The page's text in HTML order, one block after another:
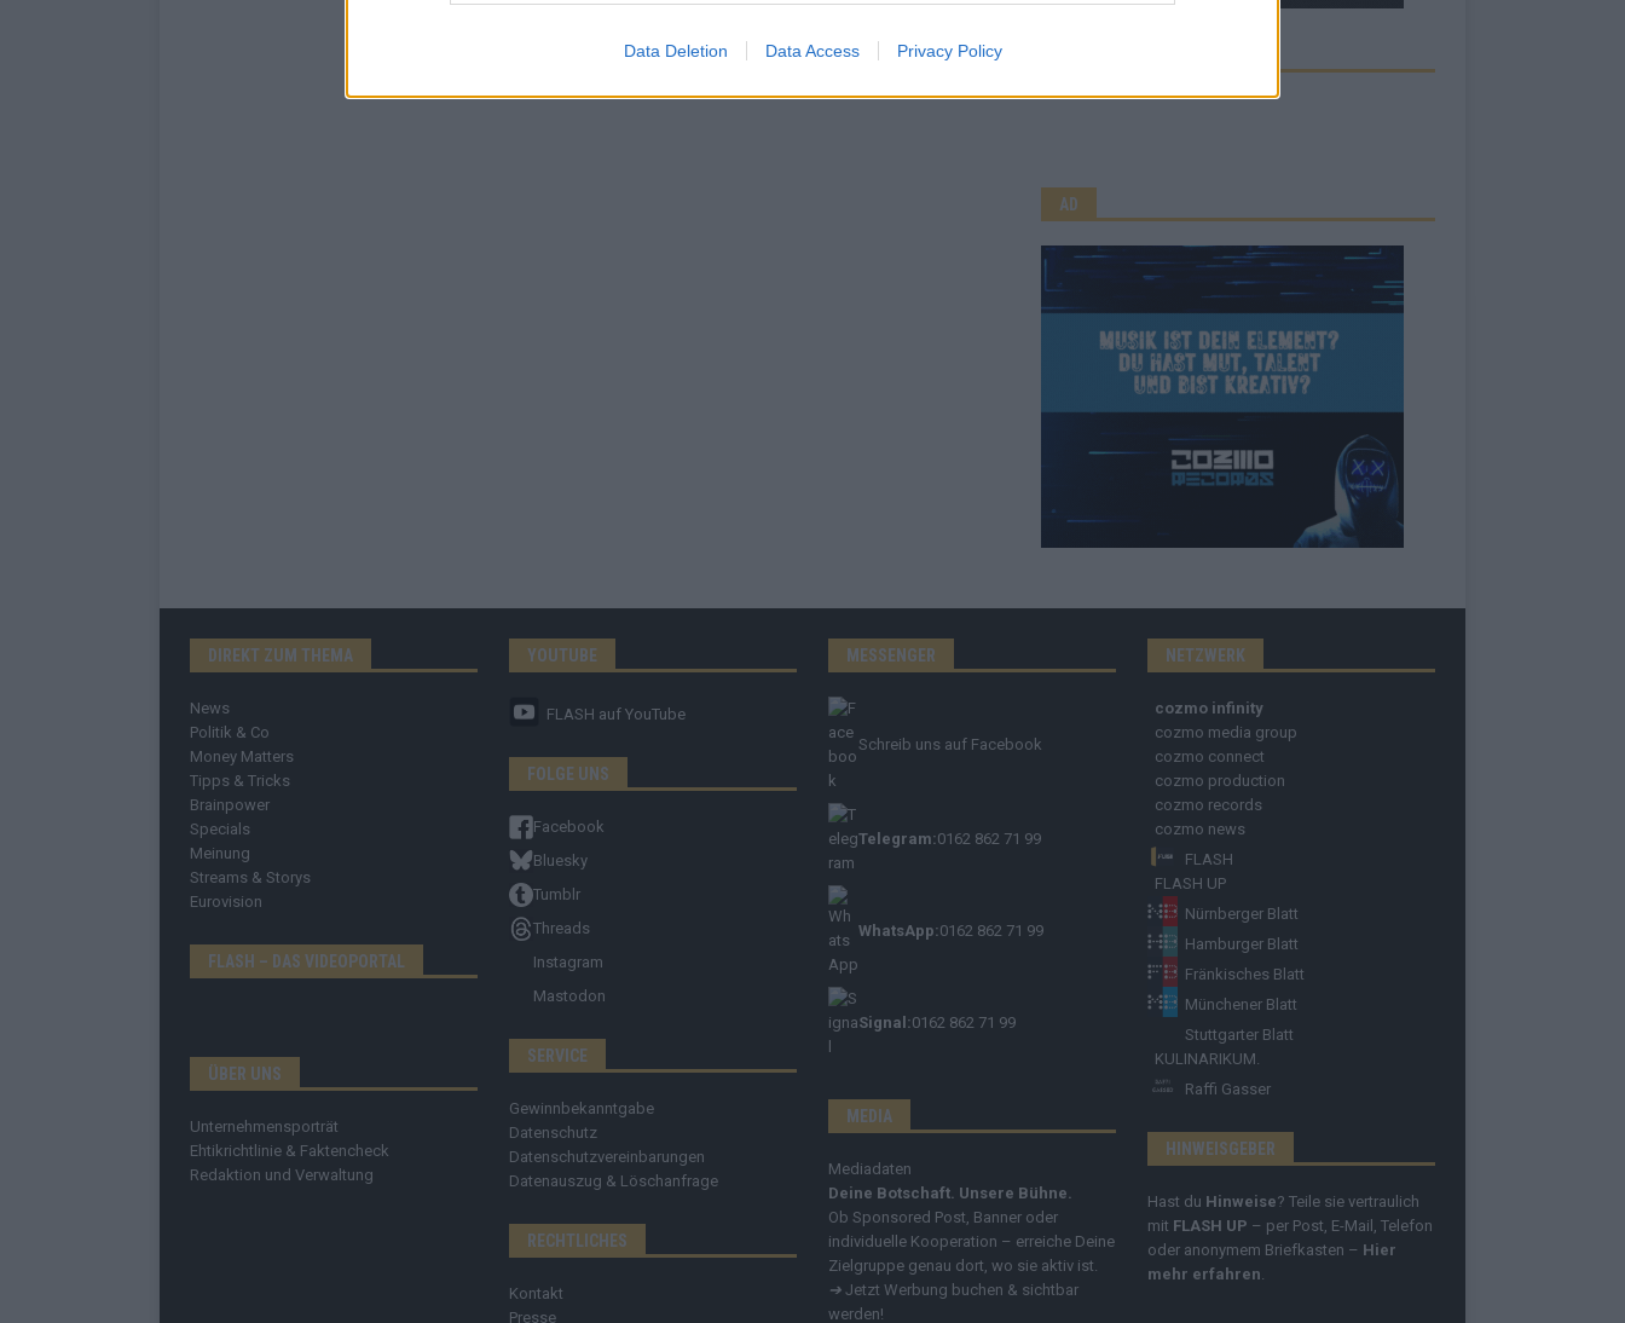
Data Deletion Data Access Privacy Policy
AD
DIREKT ZUM THEMA
News
Politik & Co
Money Matters
Tipps & Tricks
Brainpower
Specials
Meinung
Streams & Storys
Eurovision
FLASH – DAS VIDEOPORTAL
ÜBER UNS
Unternehmensporträt
Ehtikrichtlinie & Faktencheck
Redaktion und Verwaltung
YOUTUBE
FLASH auf YouTube
FOLGE UNS
Facebook
Bluesky
Tumblr
Threads
Instagram
Mastodon
SERVICE
Gewinnbekanntgabe
Datenschutz
Datenschutzvereinbarungen
Datenauszug & Löschanfrage
RECHTLICHES
Kontakt
Presse
MESSENGER
Schreib uns auf Facebook
Telegram:0162 862 71 99
WhatsApp:0162 862 71 99
Signal:0162 862 71 99
MEDIA
Mediadaten
Deine Botschaft. Unsere Bühne.
Ob Sponsored Post, Banner oder
individuelle Kooperation – erreiche Deine
Zielgruppe genau dort, wo sie aktiv ist.
➔ Jetzt Werbung buchen & sichtbar
werden!
NETZWERK
cozmo infinity
cozmo media group
cozmo connect
cozmo production
cozmo records
cozmo news
FLASH
FLASH UP
Nürnberger Blatt
Hamburger Blatt
Fränkisches Blatt
Münchener Blatt
Stuttgarter Blatt
KULINARIKUM.
Raffi Gasser
HINWEISGEBER
Hast du Hinweise? Teile sie vertraulich
mit FLASH UP – per Post, E-Mail, Telefon
oder anonymem Briefkasten – Hier
mehr erfahren